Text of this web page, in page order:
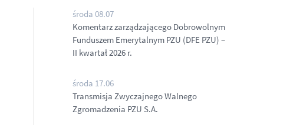
środa 08.07
Komentarz zarządzającego Dobrowolnym
Funduszem Emerytalnym PZU (DFE PZU) –
II kwartał 2026 r.
środa 17.06
Transmisja Zwyczajnego Walnego
Zgromadzenia PZU S.A.